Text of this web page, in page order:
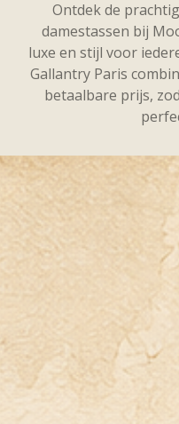
Ontdek de
damestassen bij
luxe en stijl voor
Gallantry Paris
betaalbare prijs,